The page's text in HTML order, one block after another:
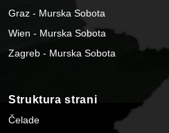
Graz - Murska Sobota
Wien - Murska Sobota
Zagreb - Murska Sobota
Struktura strani
Čelade